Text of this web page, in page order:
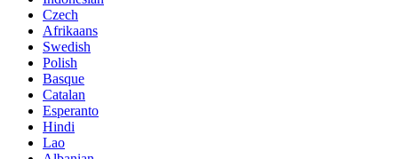
Czech
Afrikaans
Swedish
Polish
Basque
Catalan
Esperanto
Hindi
Lao